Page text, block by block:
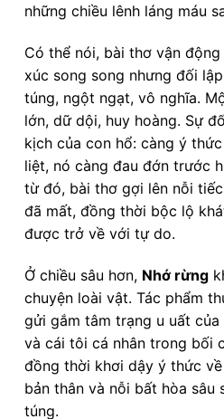
những chiều lênh láng máu
Có thể nói, bài thơ vận
xúc song song nhưng đối
túng, ngột ngạt, vô nghĩa.
lớn, dữ dội, huy hoàng. Sự
kịch của con hổ: càng ý
liệt, nó càng đau đớn trước
từ đó, bài thơ gợi lên nỗi
đã mất, đồng thời bộc lộ
được trở về với tự do.
Ở chiều sâu hơn, Nhớ rừng
chuyện loài vật. Tác phẩm
gửi gắm tâm trạng u uất
và cái tôi cá nhân trong bối
đồng thời khơi dậy ý thức
bản thân và nỗi bất hòa sâu
túng.